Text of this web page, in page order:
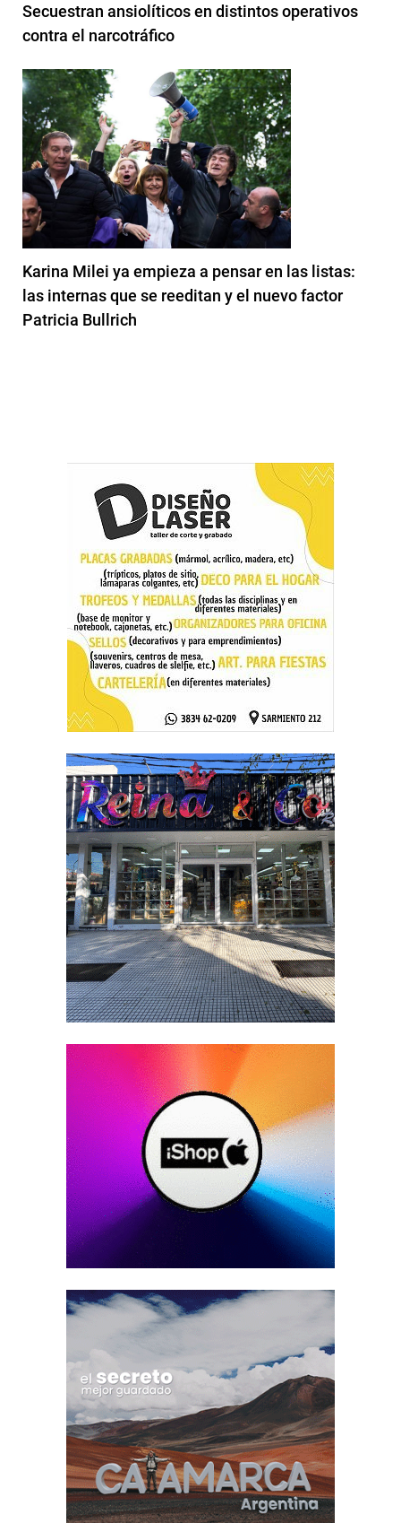
Secuestran ansiolíticos en distintos operativos
contra el narcotráfico
Karina Milei ya empieza a pensar en las listas:
las internas que se reeditan y el nuevo factor
Patricia Bullrich